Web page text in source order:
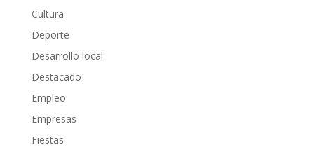
Cultura
Deporte
Desarrollo local
Destacado
Empleo
Empresas
Fiestas